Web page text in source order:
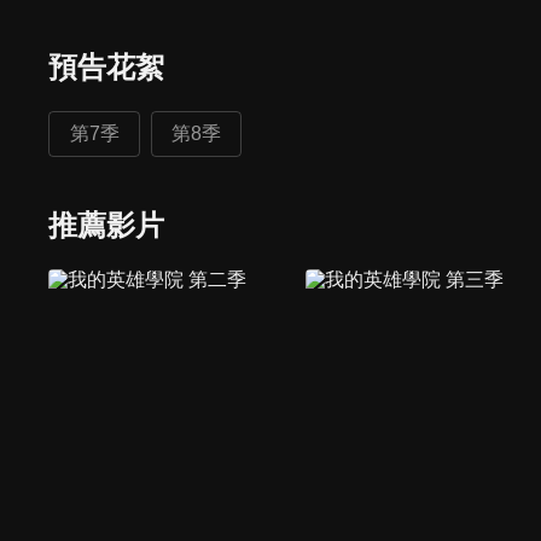
預告花絮
第7季 第8季
推薦影片